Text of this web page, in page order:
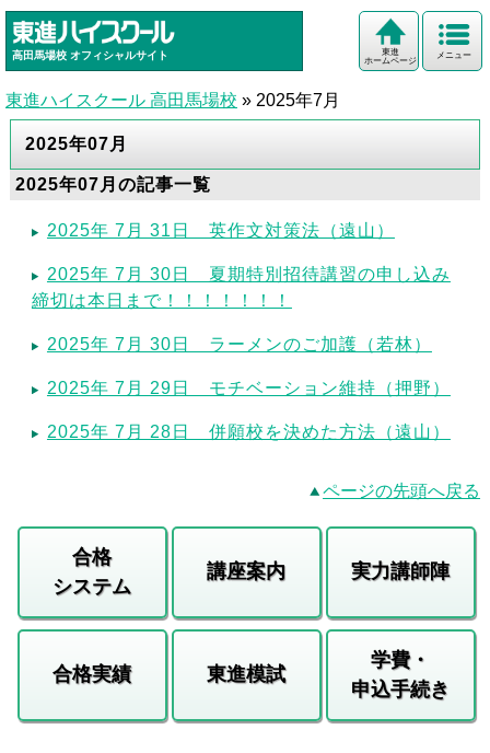
高田馬場校 オフィシャルサイト メニュー
東進
ホームページ
東進ハイスクール 高田馬場校 » 2025年7月
2025年07月
2025年07月の記事一覧
2025年 7月 31日 英作文対策法（遠山）
2025年 7月 30日 夏期特別招待講習の申し込み
締切は本日まで！！！！！！！
2025年 7月 30日 ラーメンのご加護（若林）
2025年 7月 29日 モチベーション維持（押野）
2025年 7月 28日 併願校を決めた方法（遠山）
ページの先頭へ戻る
合格
システム
講座案内 実力講師陣
合格実績 東進模試
学費・
申込手続き